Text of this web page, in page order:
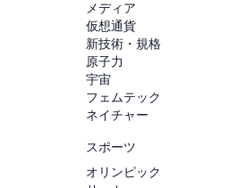
メディア
仮想通貨
新技術・規格
原子力
宇宙
フェムテック
ネイチャー
スポーツ
オリンピック